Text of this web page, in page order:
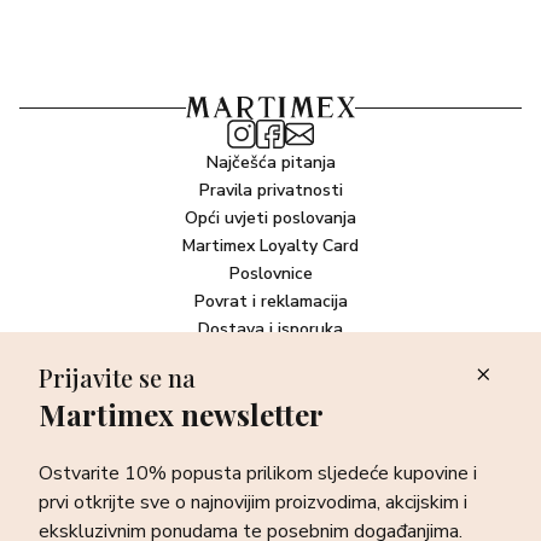
Najčešća pitanja
Pravila privatnosti
Opći uvjeti poslovanja
Martimex Loyalty Card
Poslovnice
Povrat i reklamacija
Dostava i isporuka
Newsletter
sve o najnovijim proizvodima, akcijskim i ekskluzivnim
ponudama te posebnim događanjima.
Prijava
Prijavite se na
Martimex newsletter
Ostvarite 10% popusta prilikom sljedeće kupovine i
prvi otkrijte sve o najnovijim proizvodima, akcijskim i
ekskluzivnim ponudama te posebnim događanjima.